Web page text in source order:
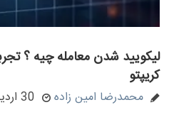
لیکویید شدن معامله چیه ؟
کریپتو
محمدرضا امین زاده 30 اردیبهشت 1404